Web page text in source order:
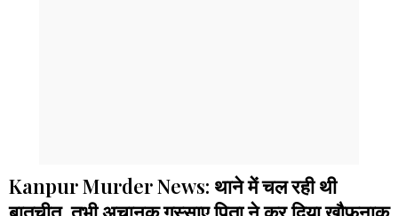
Kanpur Murder News: थाने में चल रही थी